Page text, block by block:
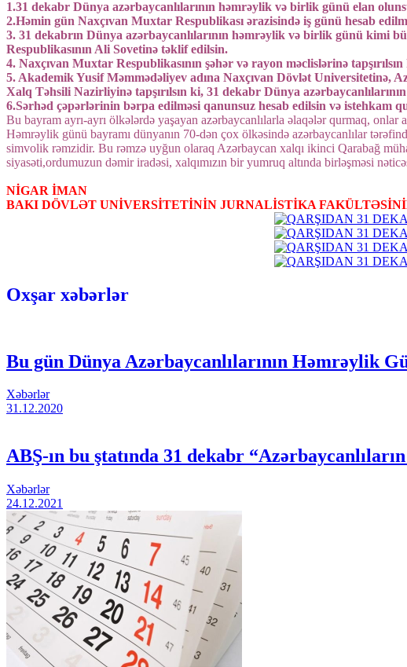
1.31 dekabr Dünya azərbaycanlılarının həmrəylik və birlik günü elan
2.Həmin gün Naxçıvan Muxtar Respublikası ərazisində iş günü hesab
3. 31 dekabrın Dünya azərbaycanlılarının həmrəylik və birlik günü kimi
Respublikasının Ali Sovetinə təklif edilsin.
4. Naxçıvan Muxtar Respublikasının şəhər və rayon məclislərinə
5. Akademik Yusif Məmmədəliyev adına Naxçıvan Dövlət Universitetinə,
Xalq Təhsili Nazirliyinə tapşırılsın ki, 31 dekabr Dünya
6.Sərhəd çəpərlərinin bərpa edilməsi qanunsuz hesab edilsin və istehkam
Bu bayram ayrı-ayrı ölkələrdə yaşayan azərbaycanlılarla əlaqələr qurmaq,
Həmrəylik günü bayramı dünyanın 70-dən çox ölkəsində azərbaycanlılar
simvolik rəmzidir. Bu rəmzə uyğun olaraq Azərbaycan xalqı ikinci Qarabağ
siyasəti,ordumuzun dəmir iradəsi, xalqımızın bir yumruq altında birləşməsi
NİGAR İMAN
BAKI DÖVLƏT UNİVERSİTETİNİN JURNALİSTİKA
Oxşar xəbərlər
Bu gün Dünya Azərbaycanlılarının Həmrəylik
Xəbərlər
31.12.2020
ABŞ-ın bu ştatında 31 dekabr
Xəbərlər
24.12.2021